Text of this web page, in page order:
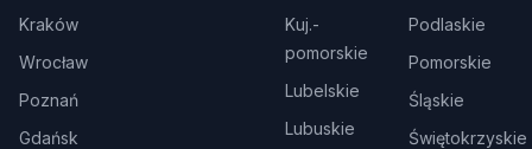
Kraków
Wrocław
Poznań
Gdańsk
Kuj.-
pomorskie
Lubelskie
Lubuskie
Podlaskie
Pomorskie
Śląskie
Świętokrzyskie